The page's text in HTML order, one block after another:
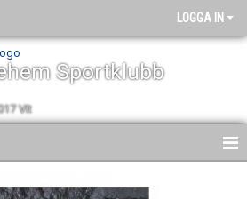
LOGGA IN
Sportklubb
VIt